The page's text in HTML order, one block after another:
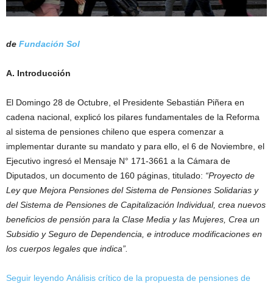
de Fundación Sol
A. Introducción
El Domingo 28 de Octubre, el Presidente Sebastián Piñera en
cadena nacional, explicó los pilares fundamentales de la Reforma
al sistema de pensiones chileno que espera comenzar a
implementar durante su mandato y para ello, el 6 de Noviembre, el
Ejecutivo ingresó el Mensaje N° 171-3661 a la Cámara de
Diputados, un documento de 160 páginas, titulado: “Proyecto de
Ley que Mejora Pensiones del Sistema de Pensiones Solidarias y
del Sistema de Pensiones de Capitalización Individual, crea nuevos
beneficios de pensión para la Clase Media y las Mujeres, Crea un
Subsidio y Seguro de Dependencia, e introduce modificaciones en
los cuerpos legales que indica”.
Seguir leyendo Análisis crítico de la propuesta de pensiones de